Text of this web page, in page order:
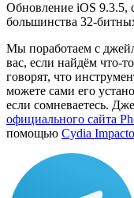
Обновление iOS 9.3.5,
большинства 32-
Мы поработаем с
вас, если найдём что-
говорят, что
можете сами его
если сомневаетесь.
официального сайта
помощью Cydia